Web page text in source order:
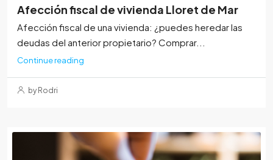
Afección fiscal de vivienda Lloret de Mar
Afección fiscal de una vivienda: ¿puedes heredar las
deudas del anterior propietario? Comprar...
Continue reading
by Rodri